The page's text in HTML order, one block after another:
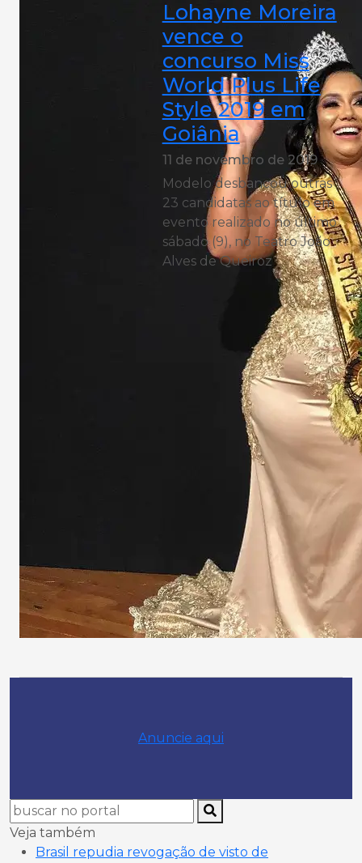
Lohayne Moreira
vence o
concurso Miss
World Plus Life
Style 2019 em
Goiânia
11 de novembro de 2019
Modelo desbancou outras
23 candidatas ao título em
evento realizado no último
sábado (9), no Teatro João
Alves de Queiroz
Anuncie aqui
Veja também
Brasil repudia revogação de visto de